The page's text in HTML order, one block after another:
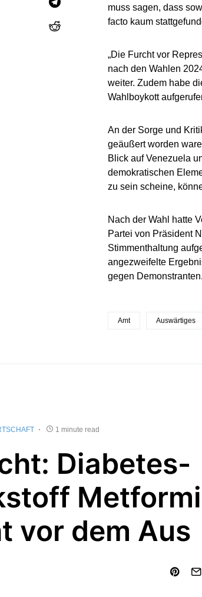
muss sagen, dass
facto kaum
„Die Furcht vor
nach den Wahlen
weiter. Zudem habe
Wahlboykott
An der Sorge und
geäußert worden
Blick auf Venezuela
demokratischen
zu sein scheine,
Nach der Wahl hatte
Partei von Präsident
Stimmenthaltung
angezweifelte
gegen Demonstranten.
Amt Auswärtiges
1 minute read
Diabetes-
vor dem Aus